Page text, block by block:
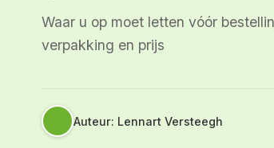
Waar u op moet letten vóór
verpakking en prijs
Auteur: Lennart Versteegh